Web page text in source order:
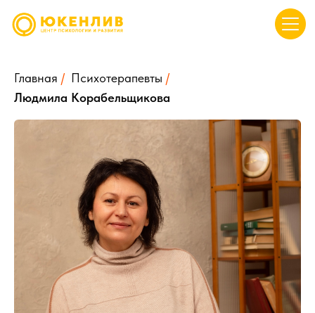
Главная / Психотерапевты /
Людмила Корабельщикова